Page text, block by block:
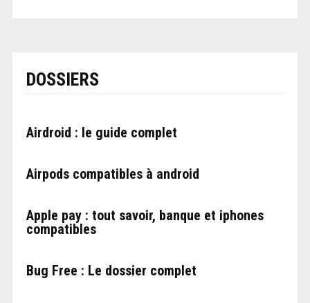
DOSSIERS
Airdroid : le guide complet
Airpods compatibles à android
Apple pay : tout savoir, banque et iphones
compatibles
Bug Free : Le dossier complet